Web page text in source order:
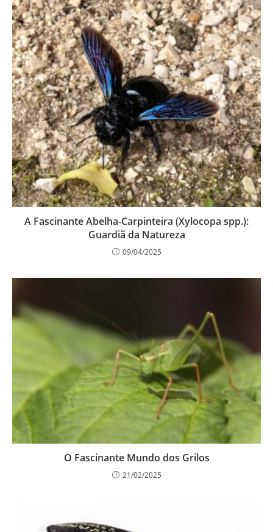
A Fascinante Abelha-Carpinteira (Xylocopa spp.):
Guardiã da Natureza
09/04/2025
O Fascinante Mundo dos Grilos
21/02/2025